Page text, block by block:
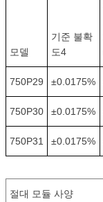
모델
기준 불확
도4
750P29 ±0.0175%
750P30 ±0.0175%
750P31 ±0.0175%
절대 모듈 사양